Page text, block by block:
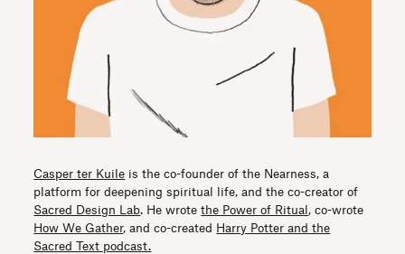
Casper ter Kuile is the co-founder of the Nearness, a
platform for deepening spiritual life, and the co-creator of
Sacred Design Lab. He wrotethe Power of Ritual, co-wrote
How We Gather, and co-created Harry Potter and the
Sacred Text podcast.